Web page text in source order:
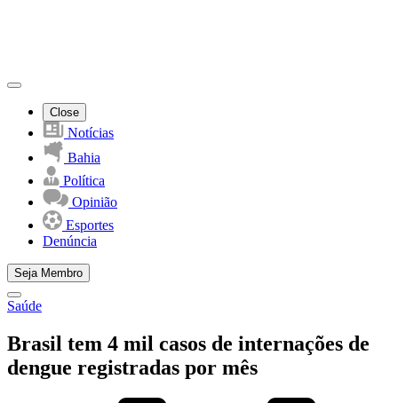
Close
Notícias
Bahia
Política
Opinião
Esportes
Denúncia
Seja Membro
Saúde
Brasil tem 4 mil casos de internações de
dengue registradas por mês